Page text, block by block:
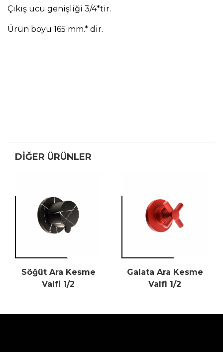
Çıkış ucu genişliği 3/4*tir.
Ürün boyu 165 mm.* dir.
DIĞER ÜRÜNLER
Söğüt Ara Kesme
Valfi 1/2
Galata Ara Kesme
Valfi 1/2